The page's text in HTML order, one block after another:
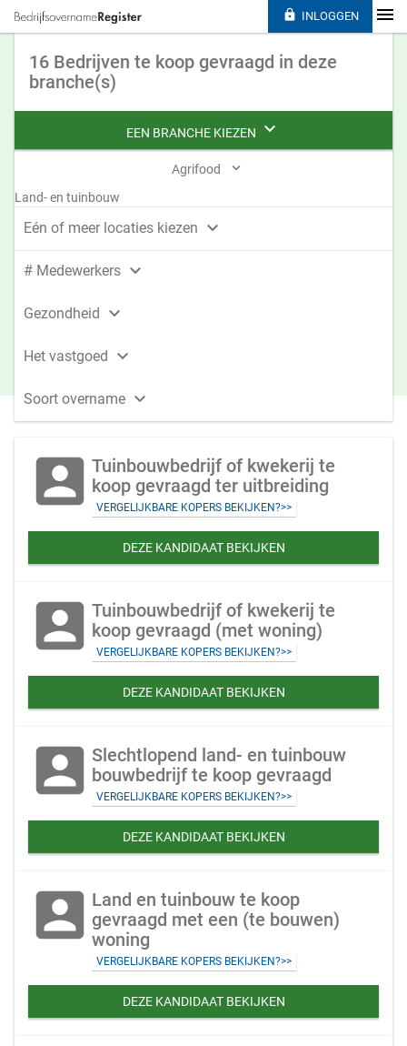
16 Bedrijven te koop gevraagd in deze
branche(s)
EEN BRANCHE KIEZEN 
Agrifood 
Land- en tuinbouw
Eén of meer locaties kiezen 
# Medewerkers 
Gezondheid 
Het vastgoed 
Soort overname 
account_box Tuinbouwbedrijf of kwekerij te
koop gevraagd ter uitbreiding
VERGELIJKBARE KOPERS BEKIJKEN?>>
DEZE KANDIDAAT BEKIJKEN
account_box Tuinbouwbedrijf of kwekerij te
koop gevraagd (met woning)
VERGELIJKBARE KOPERS BEKIJKEN?>>
DEZE KANDIDAAT BEKIJKEN
account_box Slechtlopend land- en tuinbouw
bouwbedrijf te koop gevraagd
VERGELIJKBARE KOPERS BEKIJKEN?>>
DEZE KANDIDAAT BEKIJKEN
account_box Land en tuinbouw te koop
gevraagd met een (te bouwen)
woning
VERGELIJKBARE KOPERS BEKIJKEN?>>
DEZE KANDIDAAT BEKIJKEN
 INLOGGEN